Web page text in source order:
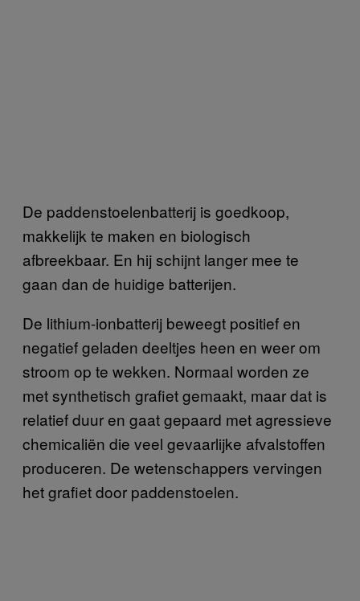
De paddenstoelenbatterij is goedkoop,
makkelijk te maken en biologisch
afbreekbaar. En hij schijnt langer mee te
gaan dan de huidige batterijen.
De lithium-ionbatterij beweegt positief en
negatief geladen deeltjes heen en weer om
stroom op te wekken. Normaal worden ze
met synthetisch grafiet gemaakt, maar dat is
relatief duur en gaat gepaard met agressieve
chemicaliën die veel gevaarlijke afvalstoffen
produceren. De wetenschappers vervingen
het grafiet door paddenstoelen.